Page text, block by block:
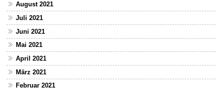
August 2021
Juli 2021
Juni 2021
Mai 2021
April 2021
März 2021
Februar 2021